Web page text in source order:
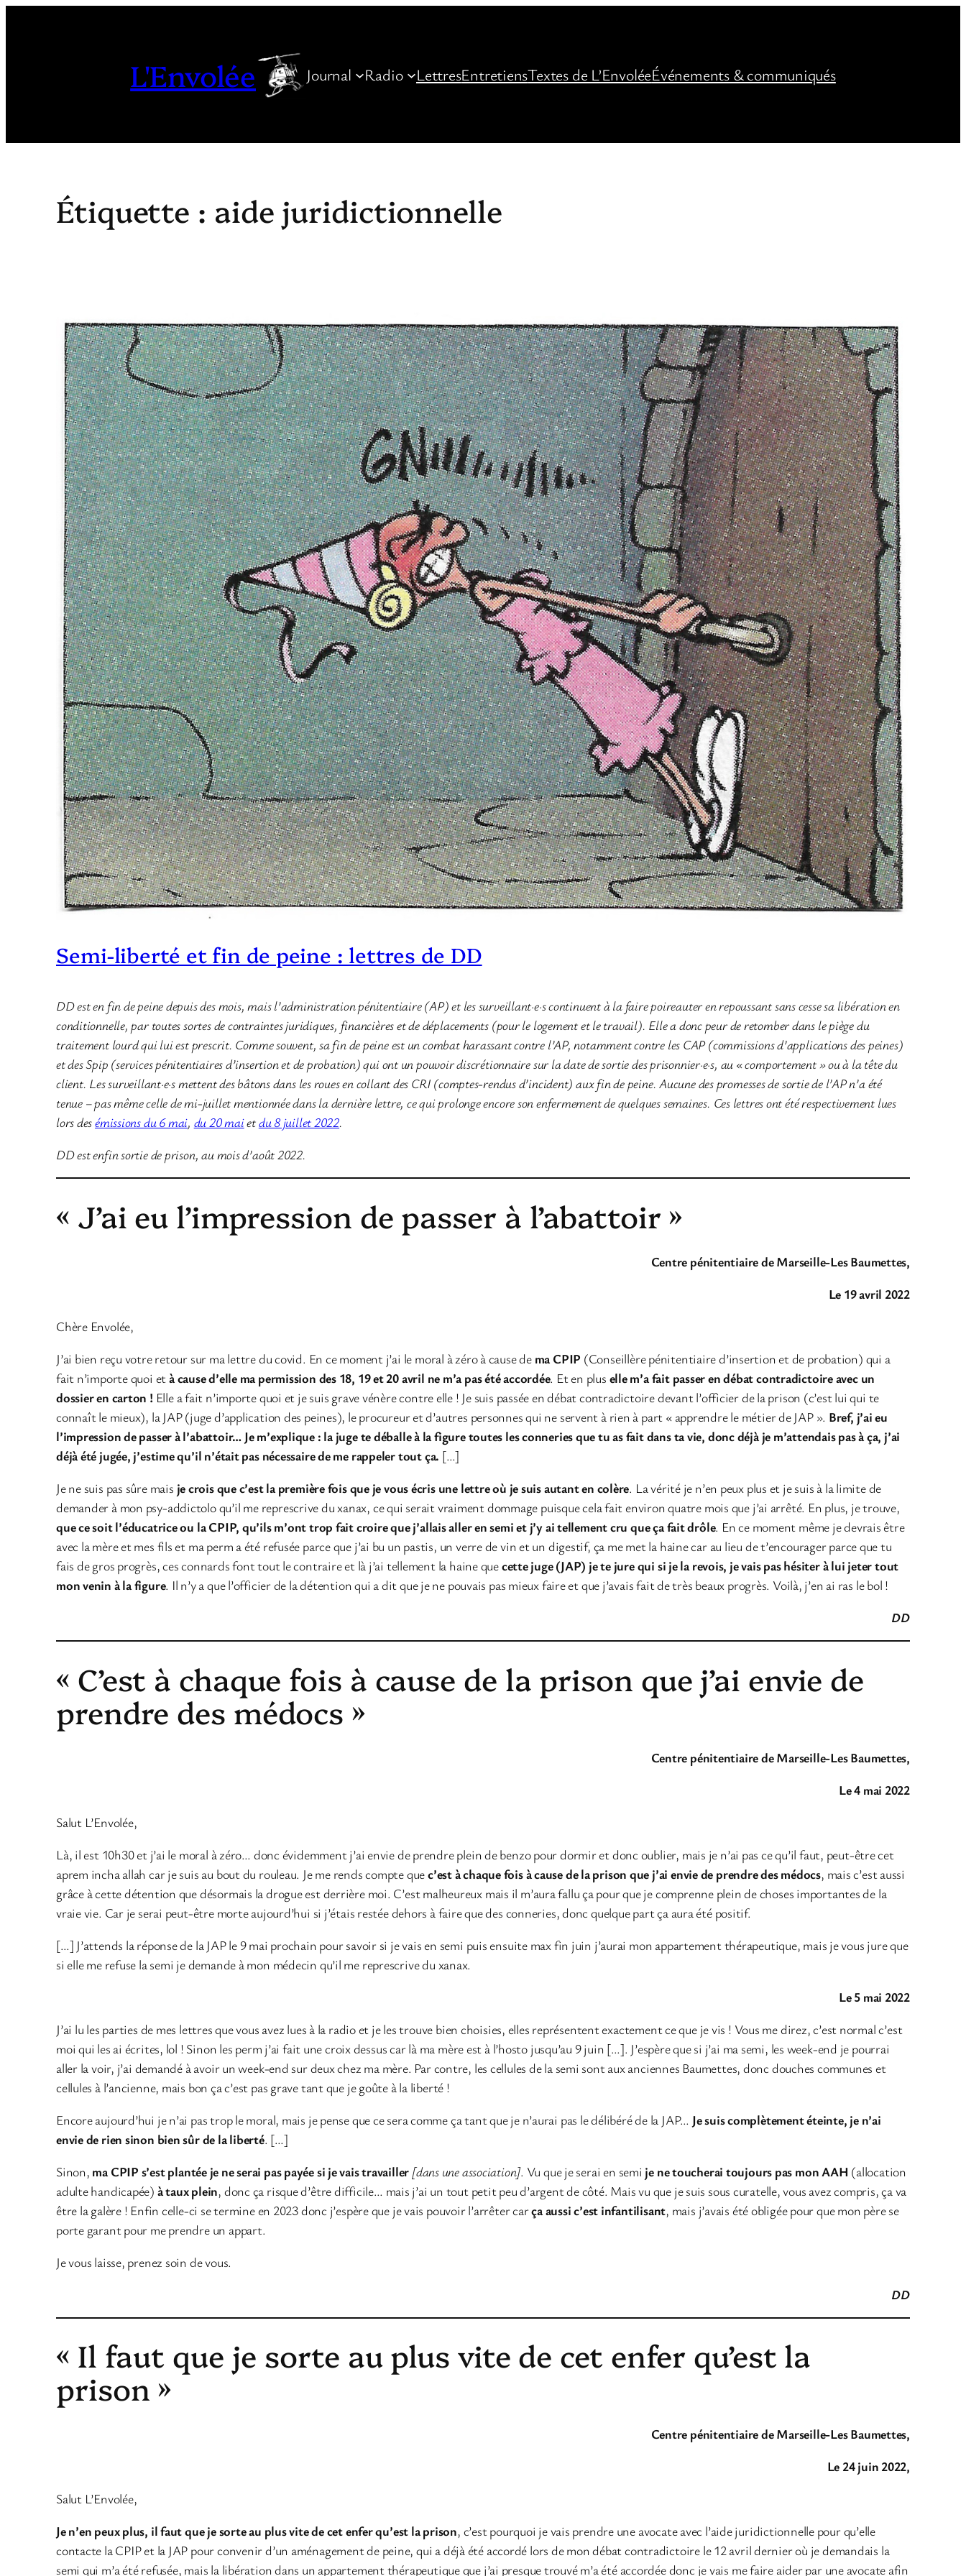
L'Envolée Journal Radio LettresEntretiensTextes de L’EnvoléeÉvénements & communiqués
Étiquette : aide juridictionnelle
Semi-liberté et fin de peine : lettres de DD
DD est en fin de peine depuis des mois, mais l’administration pénitentiaire (AP) et les surveillant·e·s continuent à la faire poireauter en repoussant sans cesse sa libération en
conditionnelle, par toutes sortes de contraintes juridiques, financières et de déplacements (pour le logement et le travail). Elle a donc peur de retomber dans le piège du
traitement lourd qui lui est prescrit. Comme souvent, sa fin de peine est un combat harassant contre l’AP, notamment contre les CAP (commissions d’applications des peines)
et des Spip (services pénitentiaires d’insertion et de probation) qui ont un pouvoir discrétionnaire sur la date de sortie des prisonnier·e·s, au « comportement » ou à la tête du
client. Les surveillant·e·s mettent des bâtons dans les roues en collant des CRI (comptes-rendus d’incident) aux fin de peine. Aucune des promesses de sortie de l’AP n’a été
tenue – pas même celle de mi-juillet mentionnée dans la dernière lettre, ce qui prolonge encore son enfermement de quelques semaines. Ces lettres ont été respectivement lues
lors desémissions du 6 mai, du 20 maietdu 8 juillet 2022.
DD est enfin sortie de prison, au mois d’août 2022.
« J’ai eu l’impression de passer à l’abattoir »
Centre pénitentiaire de Marseille-Les Baumettes,
Le 19 avril 2022
Chère Envolée,
J’ai bien reçu votre retour sur ma lettre du covid. En ce moment j’ai le moral à zéro à cause de ma CPIP (Conseillère pénitentiaire d’insertion et de probation) qui a
fait n’importe quoi età cause d’elle ma permission des 18, 19 et 20 avril ne m’a pas été accordée. Et en plus elle m’a fait passer en débat contradictoire avec un
dossier en carton ! Elle a fait n’importe quoi et je suis grave vénère contre elle ! Je suis passée en débat contradictoire devant l’officier de la prison (c’est lui qui te
connaît le mieux), la JAP (juge d’application des peines), le procureur et d’autres personnes qui ne servent à rien à part « apprendre le métier de JAP ». Bref, j’ai eu
l’impression de passer à l’abattoir… Je m’explique : la juge te déballe à la figure toutes les conneries que tu as fait dans ta vie, donc déjà je m’attendais pas à ça, j’ai
déjà été jugée, j’estime qu’il n’était pas nécessaire de me rappeler tout ça. […]
Je ne suis pas sûre mais je crois que c’est la première fois que je vous écris une lettre où je suis autant en colère. La vérité je n’en peux plus et je suis à la limite de
demander à mon psy-addictolo qu’il me represcrive du xanax, ce qui serait vraiment dommage puisque cela fait environ quatre mois que j’ai arrêté. En plus, je trouve,
que ce soit l’éducatrice ou la CPIP, qu’ils m’ont trop fait croire que j’allais aller en semi et j’y ai tellement cru que ça fait drôle. En ce moment même je devrais être
avec la mère et mes fils et ma perm a été refusée parce que j’ai bu un pastis, un verre de vin et un digestif, ça me met la haine car au lieu de t’encourager parce que tu
fais de gros progrès, ces connards font tout le contraire et là j’ai tellement la haine quecette juge (JAP) je te jure qui si je la revois, je vais pas hésiter à lui jeter tout
mon venin à la figure. Il n’y a que l’officier de la détention qui a dit que je ne pouvais pas mieux faire et que j’avais fait de très beaux progrès. Voilà, j’en ai ras le bol !
DD
« C’est à chaque fois à cause de la prison que j’ai envie de
prendre des médocs »
Centre pénitentiaire de Marseille-Les Baumettes,
Le 4 mai 2022
Salut L’Envolée,
Là, il est 10h30 et j’ai le moral à zéro… donc évidemment j’ai envie de prendre plein de benzo pour dormir et donc oublier, mais je n’ai pas ce qu’il faut, peut-être cet
aprem incha allah car je suis au bout du rouleau. Je me rends compte quec’est à chaque fois à cause de la prison que j’ai envie de prendre des médocs, mais c’est aussi
grâce à cette détention que désormais la drogue est derrière moi. C’est malheureux mais il m’aura fallu ça pour que je comprenne plein de choses importantes de la
vraie vie. Car je serai peut-être morte aujourd’hui si j’étais restée dehors à faire que des conneries, donc quelque part ça aura été positif.
[…] J’attends la réponse de la JAP le 9 mai prochain pour savoir si je vais en semi puis ensuite max fin juin j’aurai mon appartement thérapeutique, mais je vous jure que
si elle me refuse la semi je demande à mon médecin qu’il me represcrive du xanax.
Le 5 mai 2022
J’ai lu les parties de mes lettres que vous avez lues à la radio et je les trouve bien choisies, elles représentent exactement ce que je vis ! Vous me direz, c’est normal c’est
moi qui les ai écrites, lol ! Sinon les perm j’ai fait une croix dessus car là ma mère est à l’hosto jusqu’au 9 juin […]. J’espère que si j’ai ma semi, les week-end je pourrai
aller la voir, j’ai demandé à avoir un week-end sur deux chez ma mère. Par contre, les cellules de la semi sont aux anciennes Baumettes, donc douches communes et
cellules à l’ancienne, mais bon ça c’est pas grave tant que je goûte à la liberté !
Encore aujourd’hui je n’ai pas trop le moral, mais je pense que ce sera comme ça tant que je n’aurai pas le délibéré de la JAP… Je suis complètement éteinte, je n’ai
envie de rien sinon bien sûr de la liberté. […]
Sinon, ma CPIP s’est plantée je ne serai pas payée si je vais travailler [dans une association]. Vu que je serai en semi je ne toucherai toujours pas mon AAH (allocation
adulte handicapée) à taux plein, donc ça risque d’être difficile… mais j’ai un tout petit peu d’argent de côté. Mais vu que je suis sous curatelle, vous avez compris, ça va
être la galère ! Enfin celle-ci se termine en 2023 donc j’espère que je vais pouvoir l’arrêter carça aussi c’est infantilisant, mais j’avais été obligée pour que mon père se
porte garant pour me prendre un appart.
Je vous laisse, prenez soin de vous.
DD
« Il faut que je sorte au plus vite de cet enfer qu’est la
prison »
Centre pénitentiaire de Marseille-Les Baumettes,
Le 24 juin 2022,
Salut L’Envolée,
Je n’en peux plus, il faut que je sorte au plus vite de cet enfer qu’est la prison, c’est pourquoi je vais prendre une avocate avec l’aide juridictionnelle pour qu’elle
contacte la CPIP et la JAP pour convenir d’un aménagement de peine, qui a déjà été accordé lors de mon débat contradictoire le 12 avril dernier où je demandais la
semi qui m’a été refusée, mais la libération dans un appartement thérapeutique que j’ai presque trouvé m’a été accordée donc je vais me faire aider par une avocate afin